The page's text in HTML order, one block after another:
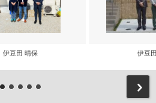
伊豆田 晴保 伊豆